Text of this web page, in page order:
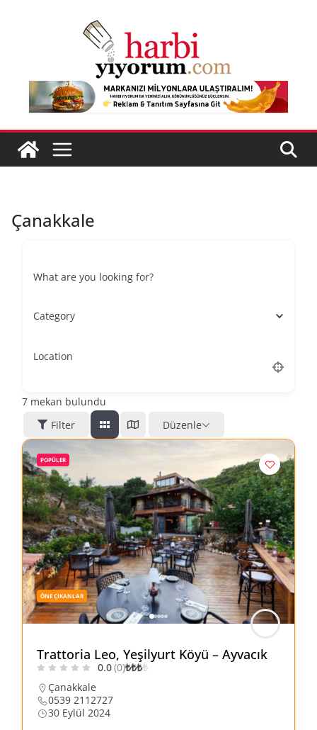
Çanakkale
What are you looking for?
Category
Location
7 mekan bulundu
Filter
Düzenle
POPÜLER
ÖNE ÇIKANLAR
Trattoria Leo, Yeşilyurt Köyü – Ayvacık
0.0(0)₺₺₺₺
Çanakkale
0539 2112727
30 Eylül 2024